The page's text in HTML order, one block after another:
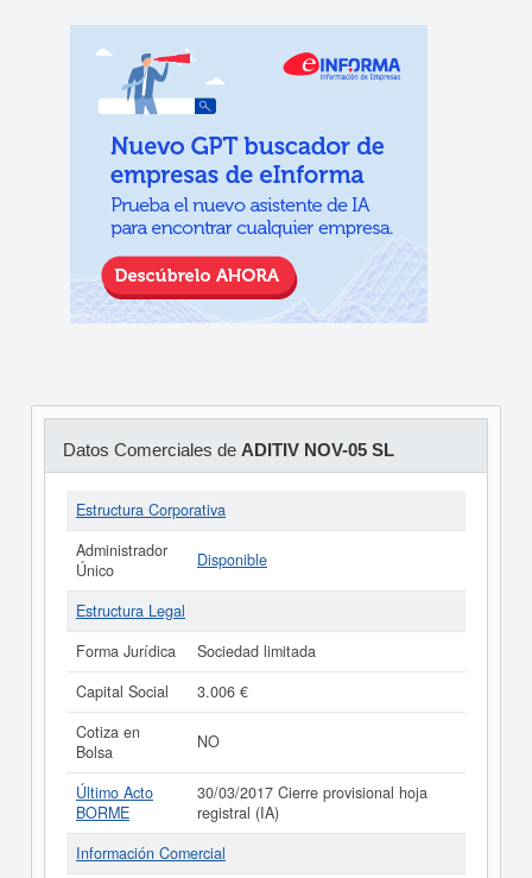
Datos Comerciales de ADITIV NOV-05 SL
Estructura Corporativa
Administrador
Único
Disponible
Estructura Legal
Forma Jurídica
Sociedad limitada
Capital Social
3.006 €
Cotiza en
Bolsa
NO
Último Acto
BORME
30/03/2017 Cierre provisional hoja
registral (IA)
Información Comercial